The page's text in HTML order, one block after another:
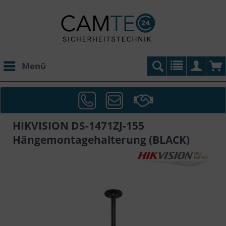
Menü
HIKVISION DS-1471ZJ-155
Hängemontagehalterung (BLACK)